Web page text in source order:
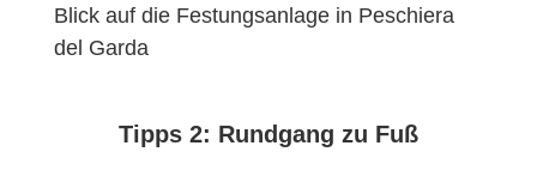
Blick auf die Festungsanlage in Peschiera
del Garda
Tipps 2: Rundgang zu Fuß